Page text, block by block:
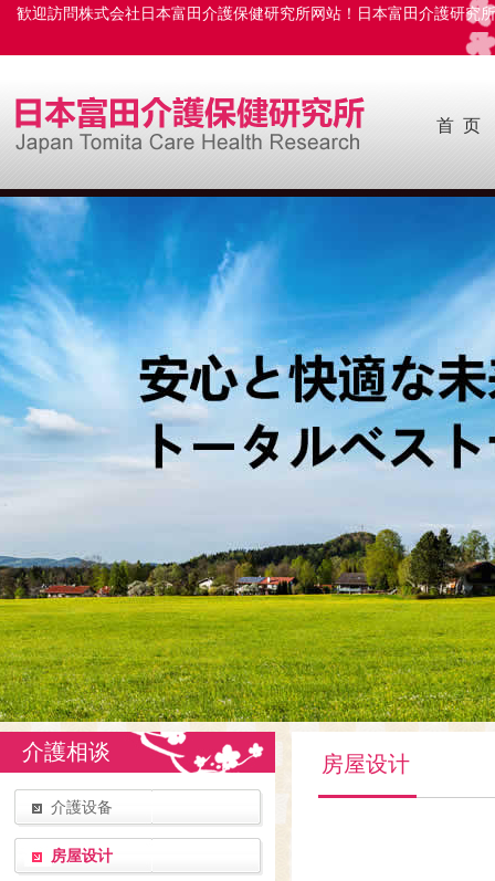
歓迎訪問株式会社日本富田介護保健研究所网站！日本富田介護研究
首 页
介護相谈
介護设备
房屋设计
房屋设计